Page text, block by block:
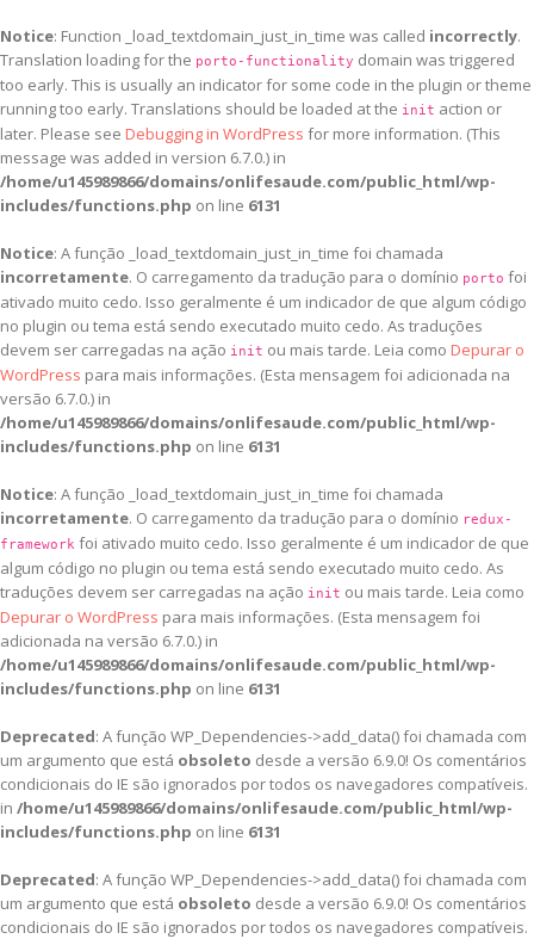
Notice: Function _load_textdomain_just_in_time was called incorrectly.
Translation loading for the porto-functionality domain was triggered
too early. This is usually an indicator for some code in the plugin or theme
running too early. Translations should be loaded at the init action or
later. Please see Debugging in WordPress for more information. (This
message was added in version 6.7.0.) in
/home/u145989866/domains/onlifesaude.com/public_html/wp-
includes/functions.php on line 6131
Notice: A função _load_textdomain_just_in_time foi chamada
incorretamente. O carregamento da tradução para o domínio porto foi
ativado muito cedo. Isso geralmente é um indicador de que algum código
no plugin ou tema está sendo executado muito cedo. As traduções
devem ser carregadas na ação init ou mais tarde. Leia como Depurar o
WordPress para mais informações. (Esta mensagem foi adicionada na
versão 6.7.0.) in
/home/u145989866/domains/onlifesaude.com/public_html/wp-
includes/functions.php on line 6131
Notice: A função _load_textdomain_just_in_time foi chamada
incorretamente. O carregamento da tradução para o domínio redux-
framework foi ativado muito cedo. Isso geralmente é um indicador de que
algum código no plugin ou tema está sendo executado muito cedo. As
traduções devem ser carregadas na ação init ou mais tarde. Leia como
Depurar o WordPress para mais informações. (Esta mensagem foi
adicionada na versão 6.7.0.) in
/home/u145989866/domains/onlifesaude.com/public_html/wp-
includes/functions.php on line 6131
Deprecated: A função WP_Dependencies->add_data() foi chamada com
um argumento que está obsoleto desde a versão 6.9.0! Os comentários
condicionais do IE são ignorados por todos os navegadores compatíveis.
in /home/u145989866/domains/onlifesaude.com/public_html/wp-
includes/functions.php on line 6131
Deprecated: A função WP_Dependencies->add_data() foi chamada com
um argumento que está obsoleto desde a versão 6.9.0! Os comentários
condicionais do IE são ignorados por todos os navegadores compatíveis.